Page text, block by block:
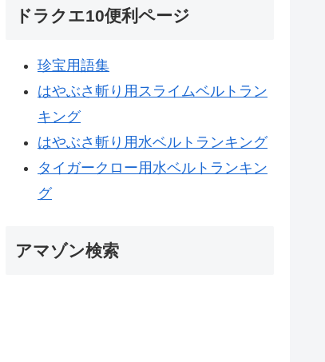
ドラクエ10便利ページ
珍宝用語集
はやぶさ斬り用スライムベルトラン
キング
はやぶさ斬り用水ベルトランキング
タイガークロー用水ベルトランキン
グ
アマゾン検索